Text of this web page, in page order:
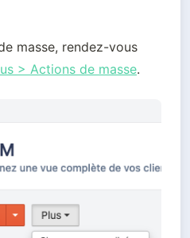
masse, rendez-vous
> Actions de masse.